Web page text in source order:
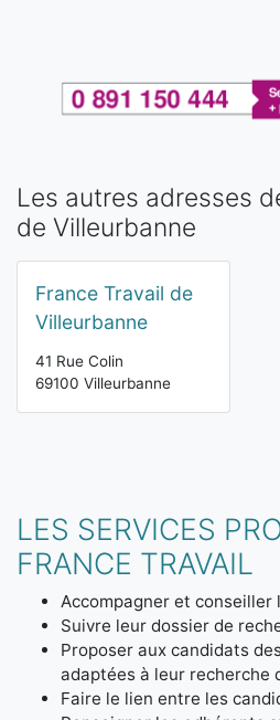
Les autres adresses
de Villeurbanne
France Travail de
Villeurbanne
41 Rue Colin
69100 Villeurbanne
LES SERVICES
FRANCE TRAVAIL
Accompagner et conseiller
Suivre leur dossier de
Proposer aux candidats
adaptées à leur recherche
Faire le lien entre les